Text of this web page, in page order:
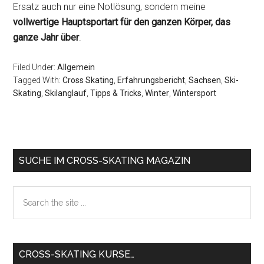
Ersatz auch nur eine Notlösung, sondern meine
vollwertige Hauptsportart für den ganzen Körper, das
ganze Jahr über.
Filed Under:Allgemein
Tagged With:Cross Skating Erfahrungsbericht ,Sachsen ,Ski-
Skating ,Skilanglauf ,Tipps & Tricks ,Winter ,Wintersport
Primary
SUCHE IM CROSS-SKATING MAGAZIN
the
CROSS-SKATING KURSE…